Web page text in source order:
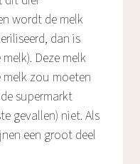
wordt de melk
dan is
Deze melk
zou moeten
supermarkt
gevallen) niet. Als
een groot deel